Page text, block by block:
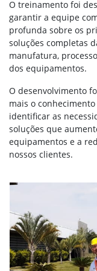
O treinamento foi
garantir a equipe
profunda sobre os
soluções completas
manufatura,
dos equipamentos.
O desenvolvimento
mais o
identificar as
soluções que
equipamentos e a
nossos clientes.